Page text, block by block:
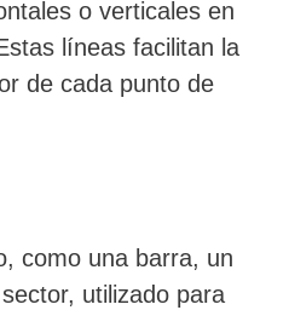
o verticales en
líneas facilitan la
de cada punto de
como una barra, un
utilizado para